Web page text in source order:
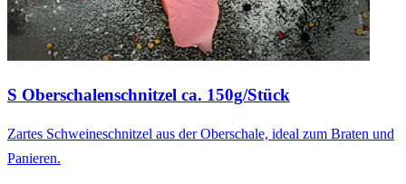
S Oberschalenschnitzel ca. 150g/Stück
Zartes Schweineschnitzel aus der Oberschale, ideal zum Braten und
Panieren.